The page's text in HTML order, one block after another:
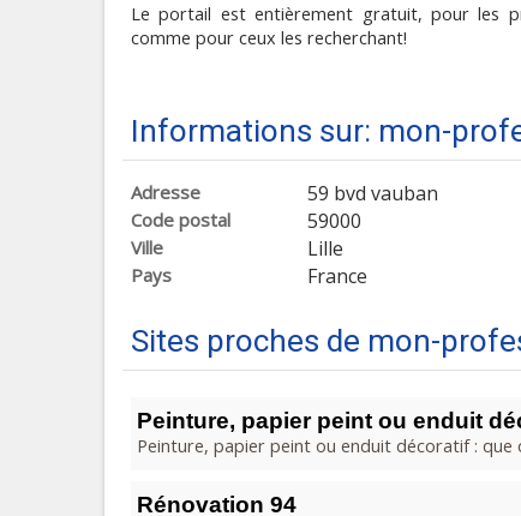
Le portail est entièrement gratuit, pour les
comme pour ceux les recherchant!
Informations sur: mon-
Adresse 59 bvd vauban
Code postal 59000
Ville Lille
Pays France
Sites proches de mon-
Peinture, papier peint ou enduit
Peinture, papier peint ou enduit décoratif : que
Rénovation 94